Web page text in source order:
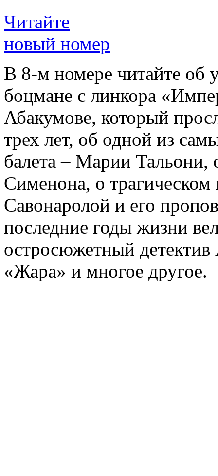
Читайте
новый номер
В 8-м номере читайте об
боцмане с линкора
Абакумове, который
трех лет, об одной из
балета – Марии
Сименона, о трагическом
Савонаролой и его
последние годы жизни
остросюжетный детектив
«Жара» и многое другое.